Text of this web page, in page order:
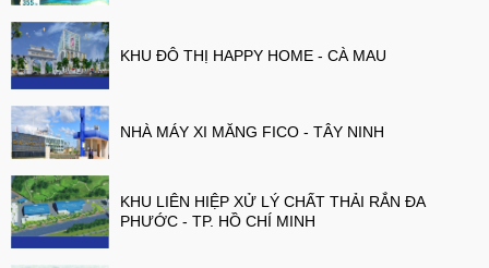
KHU ĐÔ THỊ HAPPY HOME - CÀ MAU
NHÀ MÁY XI MĂNG FICO - TÂY NINH
KHU LIÊN HIỆP XỬ LÝ CHẤT THẢI RẮN ĐA
PHƯỚC - TP. HỒ CHÍ MINH